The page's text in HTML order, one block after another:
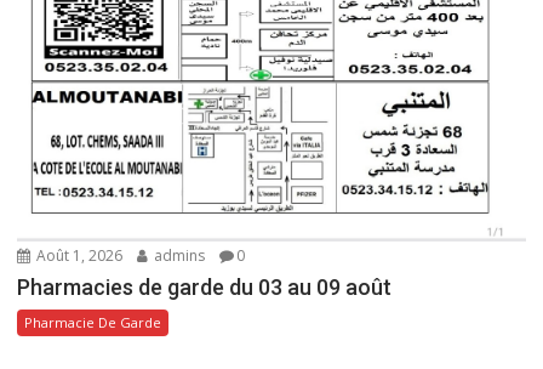
Août 1, 2026 admins 0
Pharmacies de garde du 03 au 09 août
Pharmacie De Garde